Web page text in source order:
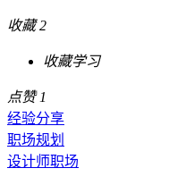
收藏 2
干货满满
点赞 1
经验分享
职场规划
设计师职场